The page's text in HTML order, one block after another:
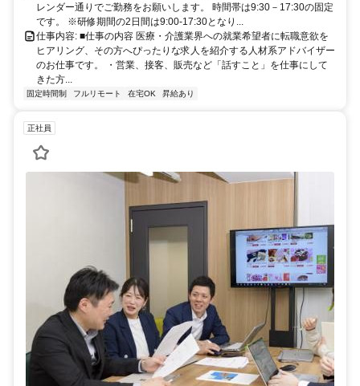
レンダー通りでご勤務をお願いします。 時間帯は9:30－17:30の固定
です。 ※研修期間の2日間は9:00-17:30となり...
仕事内容: ■仕事の内容 医療・介護業界への就業希望者に転職意欲を
ヒアリング、その方へぴったりな求人を紹介する人材系アドバイザー
のお仕事です。 ・営業、接客、販売など「話すこと」を仕事にして
きた方...
固定時間制 フルリモート 在宅OK 昇給あり
正社員